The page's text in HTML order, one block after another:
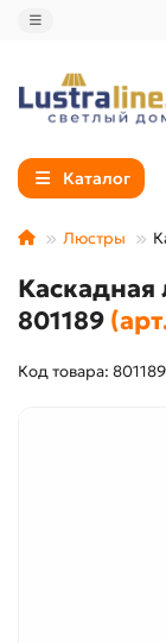
Каталог
Люстры
801189
Код товара: 801189